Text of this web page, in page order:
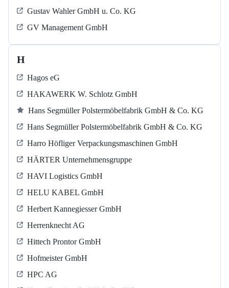
Gustav Wahler GmbH u. Co. KG
GV Management GmbH
H
Hagos eG
HAKAWERK W. Schlotz GmbH
Hans Segmüller Polstermöbelfabrik GmbH & Co. KG
Hans Segmüller Polstermöbelfabrik GmbH & Co. KG
Harro Höfliger Verpackungsmaschinen GmbH
HÄRTER Unternehmensgruppe
HAVI Logistics GmbH
HELU KABEL GmbH
Herbert Kannegiesser GmbH
Herrenknecht AG
Hittech Prontor GmbH
Hofmeister GmbH
HPC AG